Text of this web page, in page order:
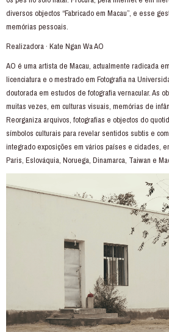
diversos objectos “Fabricado em Macau”, e esse
memórias pessoais.
Realizadora · Kate Ngan Wa AO
AO é uma artista de Macau, actualmente radicada
licenciatura e o mestrado em Fotografia na
doutorada em estudos de fotografia vernacular. As
muitas vezes, em culturas visuais, memórias de
Reorganiza arquivos, fotografias e objectos do
símbolos culturais para revelar sentidos subtis e
integrado exposições em vários países e cidades,
Paris, Eslováquia, Noruega, Dinamarca, Taiwan e